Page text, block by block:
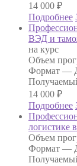
14 000 ₽
Подробнее
ВЭД и
на курс
Объем
Формат —
14 000 ₽
Подробнее
логистике
Объем
Формат —